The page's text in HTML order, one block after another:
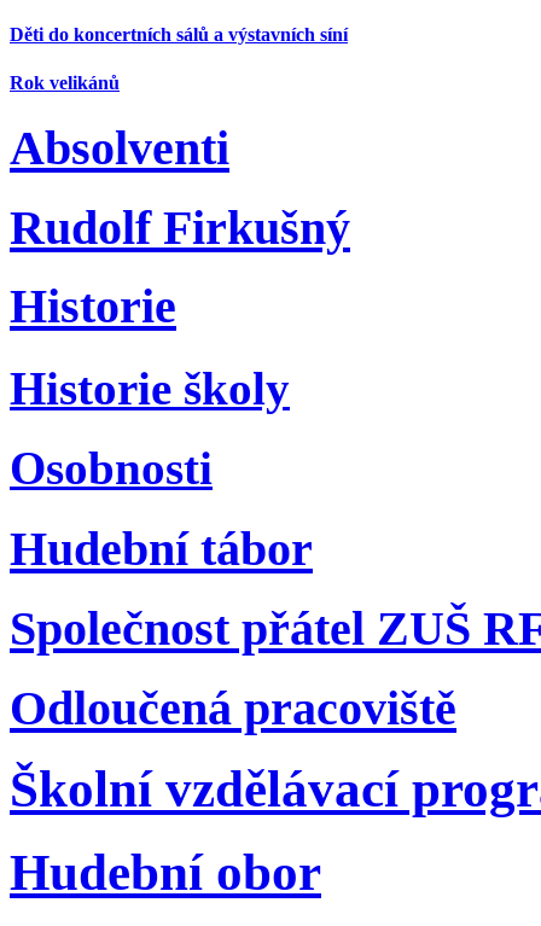
Děti do koncertních sálů a výstavních síní
Rok velikánů
Absolventi
Rudolf Firkušný
Historie
Historie školy
Osobnosti
Hudební tábor
Společnost přátel ZUŠ
Odloučená pracoviště
Školní vzdělávací
Hudební obor